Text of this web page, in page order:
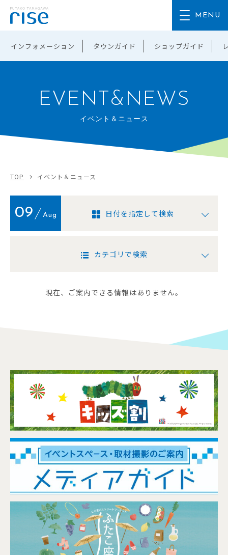
インフォメーション タウンガイド ショップガイド
EVENT&NEWS
イベント＆ニュース
TOP イベント＆ニュース
09 Aug 日付を指定して検索
カテゴリで検索
現在、ご案内できる情報はありません。